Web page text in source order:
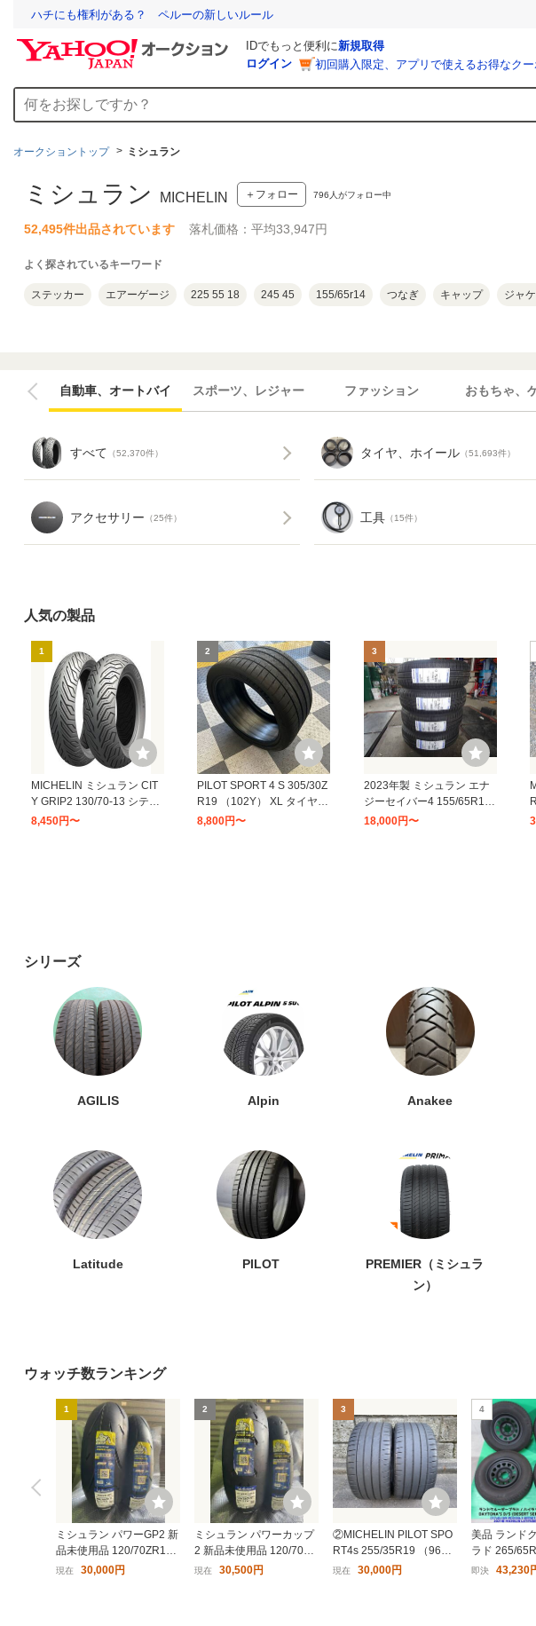
ハチにも権利がある？ ペルーの新しいルール
IDでもっと便利に新規取得
ログイン
初回購入限定、アプリで使えるお得なクー
オークショントップ ミシュラン
ミシュラン MICHELIN ＋フォロー 796 人がフォロー中
52,495件出品されています 落札価格：平均33,947円
よく探されているキーワード
ステッカー エアーゲージ 225 55 18 245 45 155/65r14 つなぎ キャップ ジャ
自動車、オートバイ スポーツ、レジャー ファッション おもちゃ、
すべて （52,370件） タイヤ、ホイール（51,693件）
アクセサリー （25件） 工具（15件）
人気の製品
1
MICHELIN ミシュラン CIT
Y GRIP2 130/70-13 シティ
グリップ2 マグザム 250 N-
8,450円〜
2
PILOT SPORT 4 S 305/30Z
R19 （102Y） XL タイヤ×2
本セット
8,800円〜
3
2023年製 ミシュラン エナ
ジーセイバー4 155/65R14
79H XL 【正規品】 MICHE
18,000円〜
PILOT SPORT 4 215/40R1
8 85Y （SUB） タイヤ×1本
31,000円〜
24年製 305/30R20 (103Y)
XL N0 ピレリ P ZERO ピー
ゼロ ポルシェ承認タイヤ 単
1,000円〜
MICHELIN PILOT POWER
2CT 180/55ZR17 M/C （73
W） TL 23630
25,397円〜
PILOT SPORT 4 SUV 255/5
0R19 107Y XL タイヤ×2本
セット
29,800円〜
MICHELIN ミシュラン Pilot
Sport パイロット スポーツ
4S 215/40R18 (89Y) XL サ
マータイヤ単品 (1本〜)
8,000円〜
245/40R18 2021年製 MICH
ELIN ミシュラン PILOT SP
ORT 5 PS5 パイロットスポ
ーツ5 245/40-18 97Y XL サ
マータイヤ
36,000円〜
MICHELIN ミシュラン プラ
イマシー3 215/55R17 94V
16,000円〜
PILOT SPORT 4 225/55ZR
17 （101Y） XL タイヤ×2
本セット
19,800円〜
24
225/40R18 (92Y) XL ミシ
ュラン PILOT SPORT 5 パ
イロット スポーツ5 PS5 サ
マータイヤ
1,000円〜
シリーズ
AGILIS Alpin Anakee
Latitude PILOT
PREMIER（ミシュラ
ン）
ウォッチ数ランキング
1
ミシュラン パワーGP2 新
品未使用品 120/70ZR17
190/55ZR17 検索 YZF R1
現在 30,000円
2
ミシュラン パワーカップ
2 新品未使用品 120/70ZR
17 190/55ZR17 検索 YZF
現在 30,500円
3
②MICHELIN PILOT SPO
RT4s 255/35R19 （96
Y）2本 21年製 ミシュラ
現在 30,000円
4
美品 ランド
ラド 265/
60%-70%山
D139.7 8J
即決 43,230